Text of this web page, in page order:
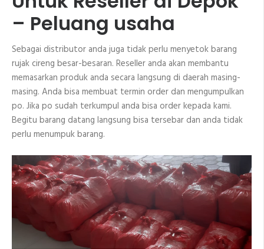
– Peluang usaha
Sebagai distributor anda juga tidak perlu menyetok barang
rujak cireng besar-besaran. Reseller anda akan membantu
memasarkan produk anda secara langsung di daerah masing-
masing. Anda bisa membuat termin order dan mengumpulkan
po. Jika po sudah terkumpul anda bisa order kepada kami.
Begitu barang datang langsung bisa tersebar dan anda tidak
perlu menumpuk barang.